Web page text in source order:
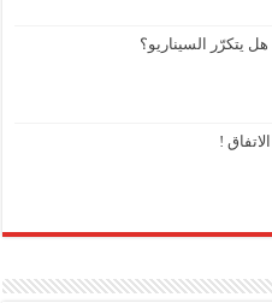
يتكرّر السيناريو؟
!